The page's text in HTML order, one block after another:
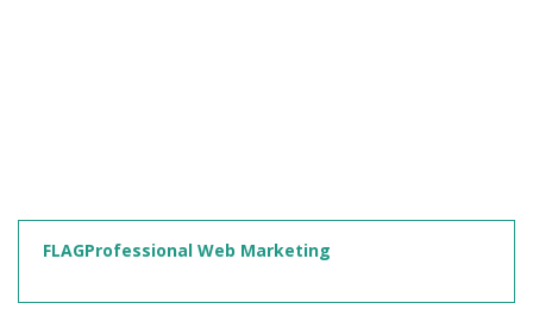
FLAGProfessional Web Marketing